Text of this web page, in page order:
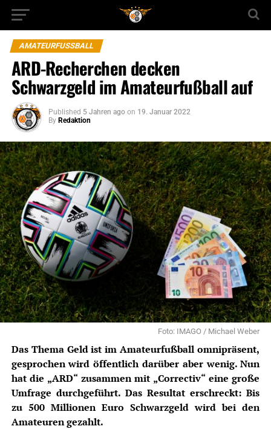
AMATEURFUSSBALL
ARD-Recherchen decken
Schwarzgeld im Amateurfußball auf
Published 5 Jahren ago on 19. Januar 2022
By Redaktion
Foto: IMAGO / Michael Weber
Das Thema Geld ist im Amateurfußball omnipräsent,
gesprochen wird öffentlich darüber aber wenig. Nun
hat die „ARD“ zusammen mit „Correctiv“ eine große
Umfrage durchgeführt. Das Resultat erschreckt: Bis
zu 500 Millionen Euro Schwarzgeld wird bei den
Amateuren gezahlt.